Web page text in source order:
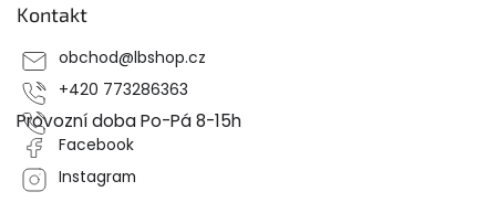
Kontakt
obchod@lbshop.cz
+420 773286363
Provozní doba Po-Pá 8-15h
Facebook
Instagram